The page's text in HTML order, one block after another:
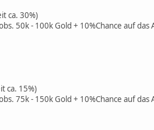
ca. 30%)
50k - 100k Gold + 10%Chance auf das
ca. 15%)
75k - 150k Gold + 10%Chance auf das